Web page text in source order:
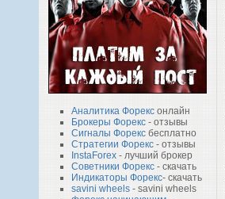
Аналитика Форекс онлайн
Брокеры Форекс - отзывы
Сигналы Форекс бесплатно
Стратегии Форекс - отзывы
InstaForex - лучший брокер
Советники Форекс - скачать
Индикаторы Форекс- скачать
savini wheels - savini wheels